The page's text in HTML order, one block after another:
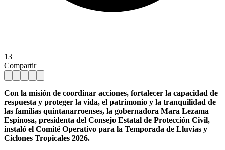
13
Compartir
Con la misión de coordinar acciones, fortalecer la capacidad de
respuesta y proteger la vida, el patrimonio y la tranquilidad de
las familias quintanarroenses, la gobernadora Mara Lezama
Espinosa, presidenta del Consejo Estatal de Protección Civil,
instaló el Comité Operativo para la Temporada de Lluvias y
Ciclones Tropicales 2026.